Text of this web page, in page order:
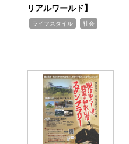
リアルワールド】
ライフスタイル 社会